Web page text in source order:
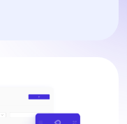
e al
sta
di lavoro